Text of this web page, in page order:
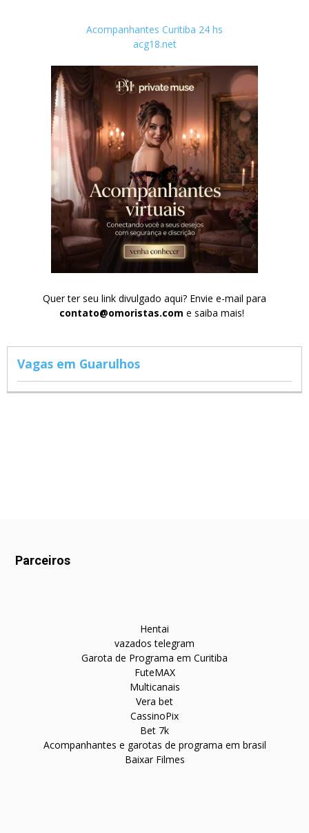
Acompanhantes Curitiba 24 hs
acg18.net
Quer ter seu link divulgado aqui? Envie e-mail para
contato@omoristas.com e saiba mais!
Vagas em Guarulhos
Parceiros
Hentai
vazados telegram
Garota de Programa em Curitiba
FuteMAX
Multicanais
Vera bet
CassinoPix
Bet 7k
Acompanhantes e garotas de programa em brasil
Baixar Filmes